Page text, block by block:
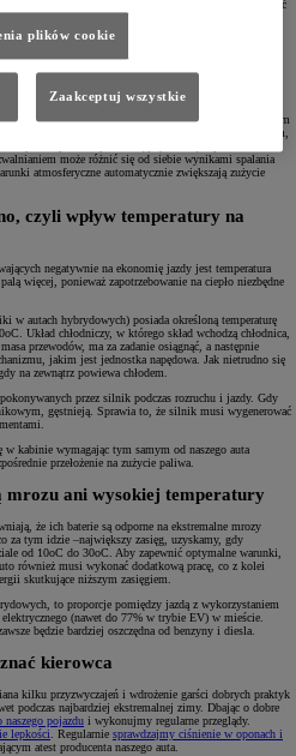
zmiennych ma wpływ na zużycie paliwa, by móc liczyć
mamy bezpośredniego wpływu?
na spalanie
spalanie w naszych autach. Ulewny deszcz, mgła,
zachowawczą jazdę, częstsze hamowanie i – co za tym
kierowcy spędzający większość czasu w ruchu miejskim,
dystans pokonany ze stałą prędkością w porównaniu z
może różnić się od siebie wynikami spalania
atmosferyczne automatycznie zwiększają zużycie
czyli wpływ temperatury na
negatywnie na ekonomię jazdy jest temperatura
więcej, ponieważ zapotrzebowanie na ciepło niezbędne
w autach hybrydowych) posiada określoną temperaturę
Układ chłodniczy, w którego skład wchodzą chłodnica,
przewodów, ma za zadanie osiągnąć, a następnie
jakim jest jednostka napędowa. Jak nietrudno się
na zewnątrz powiewa chłodem.
przez silnik podczas rozruchu i jazdy. Gdy
gęstnieją. Sprawia to, że silnik musi wygenerować
kabinie wymagając tym samym od naszego auta
przełożenie na zużycie paliwa.
mrozu ani wysokiej temperatury
że ich baterie są odporne na ekstremalne mrozy
za tym idzie –największy zasięg, uzyskamy, gdy
od 10oC do 30oC. Aby zapewnić optymalne warunki,
również musi wykonać dodatkową pracę, co z kolei
skutkujące niższym zasięgiem.
to proporcje pomiędzy jazdą z wykorzystaniem
(nawet do 77% w trybie EV) w mieście.
będzie bardziej oszczędna od benzyny i diesla.
kierowca
kilku przyzwyczajeń i wdrożenie garści dobrych praktyk
podczas najbardziej ekstremalnej zimy. Dbając o dobre
naszego pojazdu i wykonujmy regularne przeglądy.
lepkości . Regularnie sprawdzajmy ciśnienie w oponach i
atest producenta naszego auta.
plików cookie
Zaakceptuj wszystkie